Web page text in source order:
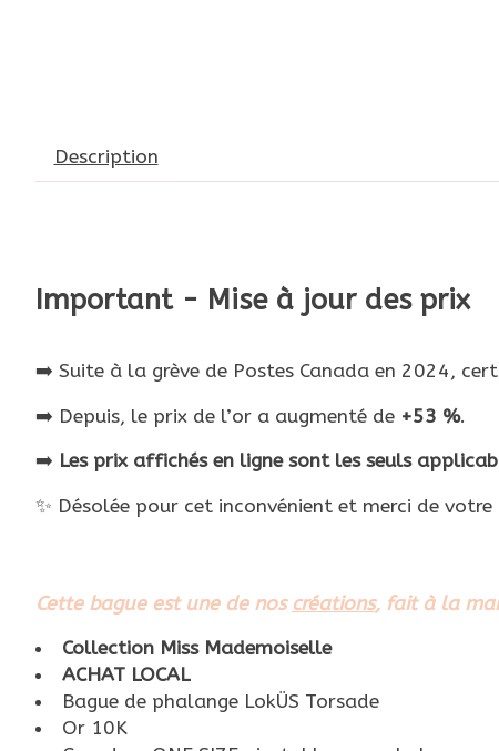
Description
Important - Mise à jour des prix
➡️ Suite à la grève de Postes Canada en 2024,
➡️ Depuis, le prix de l’or a augmenté de +53 %.
➡️ Les prix affichés en ligne sont les seuls
✨ Désolée pour cet inconvénient et merci de votre
Cette bague est une de nos créations, fait à la
Collection Miss Mademoiselle
ACHAT LOCAL
Bague de phalange LokÜS Torsade
Or 10K